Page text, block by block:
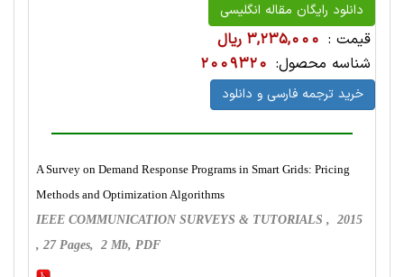
دانلود رایگان مقاله انگلیسی
قیمت : 3,235,000 ریال
شناسه محصول: 2009320
خرید ترجمه فارسی و دانلود
A Survey on Demand Response Programs in Smart Grids: Pricing
Methods and Optimization Algorithms
IEEE COMMUNICATION SURVEYS & TUTORIALS , 2015
, 27 Pages, 2 Mb, PDF